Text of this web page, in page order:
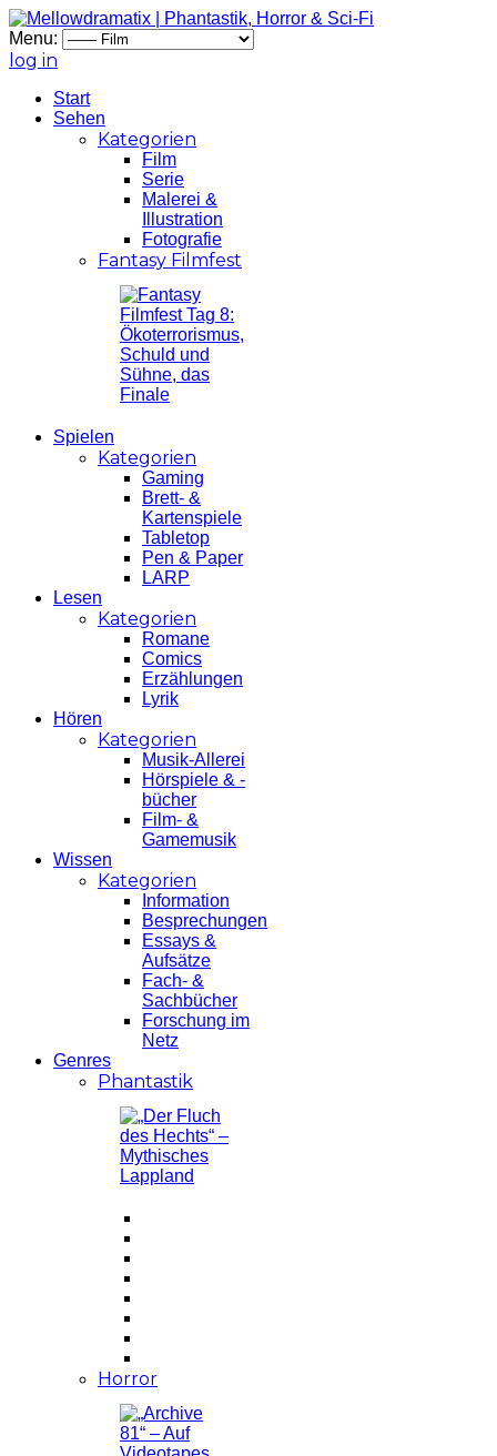
Menu:
log in
Start
Sehen
Kategorien
Film
Serie
Malerei &
Illustration
Fotografie
Fantasy Filmfest
Spielen
Kategorien
Gaming
Brett- &
Kartenspiele
Tabletop
Pen & Paper
LARP
Lesen
Kategorien
Romane
Comics
Erzählungen
Lyrik
Hören
Kategorien
Musik-Allerei
Hörspiele & -
bücher
Film- &
Gamemusik
Wissen
Kategorien
Information
Besprechungen
Essays &
Aufsätze
Fach- &
Sachbücher
Forschung im
Netz
Genres
Phantastik
Horror